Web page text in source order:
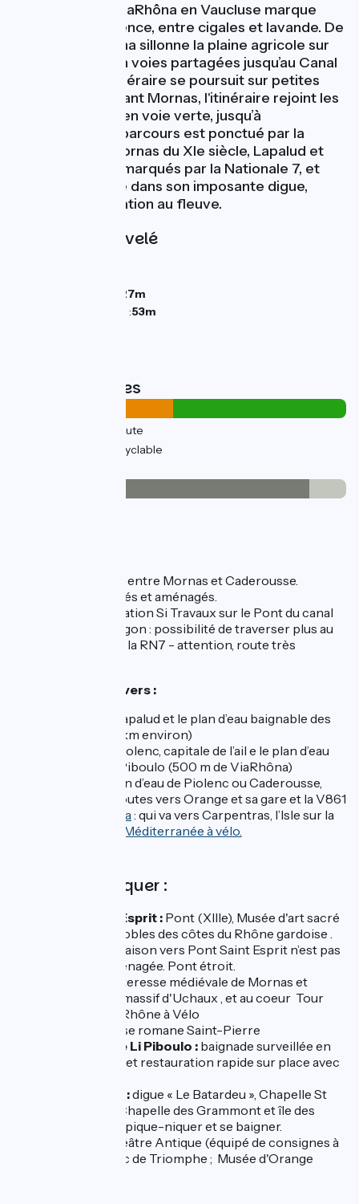
Le passage de ViaRhôna en Vaucluse marque
l’entrée en Provence, entre cigales et lavande. De
Lapalud, ViaRhôna sillonne la plaine agricole sur
petites routes en voies partagées jusqu’au Canal
de Donzère. L’itinéraire se poursuit sur petites
routes et peu avant Mornas, l'itinéraire rejoint les
bords du Rhône en voie verte, jusqu’à
Caderousse. Le parcours est ponctué par la
forteresse de Mornas du XIe siècle, Lapalud et
Piolenc, villages marqués par la Nationale 7, et
Caderousse lové dans son imposante digue,
témoin de sa relation au fleuve.
Pentes et dénivelé
27m
Point le plus élevé :53m
Types de routes
(48%) Sur route
(52%) Voie cyclable
Voie verte bitumée entre Mornas et Caderousse.
Carrefours sécurisés et aménagés.
⚠ Information déviation Si Travaux sur le Pont du canal
Donzère - Mondragon : possibilité de traverser plus au
nord par le pont de la RN7 - attention, route très
Liaisons balisées vers :
le village de Lapalud et le plan d’eau baignable des
Girardes (3,5 km environ)
le village de Piolenc, capitale de l’ail e le plan d’eau
baignable Li Piboulo (500 m de ViaRhôna)
Depuis Le plan d’eau de Piolenc ou Caderousse,
liaisons sur routes vers Orange et sa gare et la V861
Via Venaissia: qui va vers Carpentras, l’Isle sur la
La Méditerranée à vélo.
À ne pas manquer :
Pont-Saint-Esprit : Pont (XIIIe), Musée d'art sacré
du Gard , vignobles des côtes du Rhône gardoise .
Attention, la liaison vers Pont Saint Esprit n’est pas
balisée ni aménagée. Pont étroit.
Forteresse médiévale de Mornas et
vignobles du massif d'Uchaux , et au coeur Tour
des côtes du Rhône à Vélo
Eglise romane Saint-Pierre
Plan d’eau de Li Piboulo : baignade surveillée en
juillet et Août et restauration rapide sur place avec
Caderousse :digue « Le Batardeu », Chapelle St
Martin (XI°), Chapelle des Grammont et île des
Brotteaux où pique-niquer et se baigner.
Théâtre Antique (équipé de consignes à
bagages.) ; Arc de Triomphe ; Musée d'Orange